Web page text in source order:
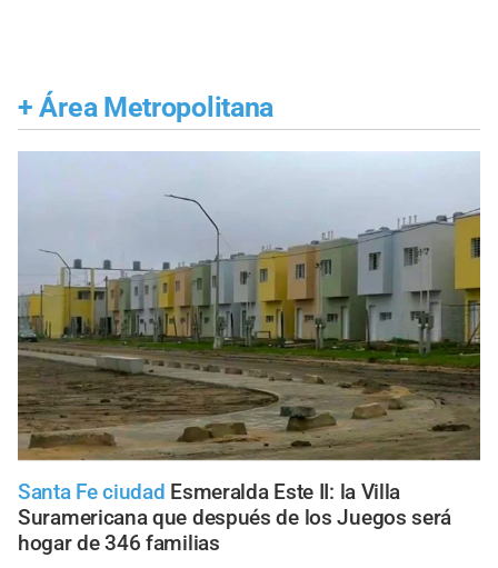
+ Área Metropolitana
Santa Fe ciudad Esmeralda Este II: la Villa
Suramericana que después de los Juegos será
hogar de 346 familias